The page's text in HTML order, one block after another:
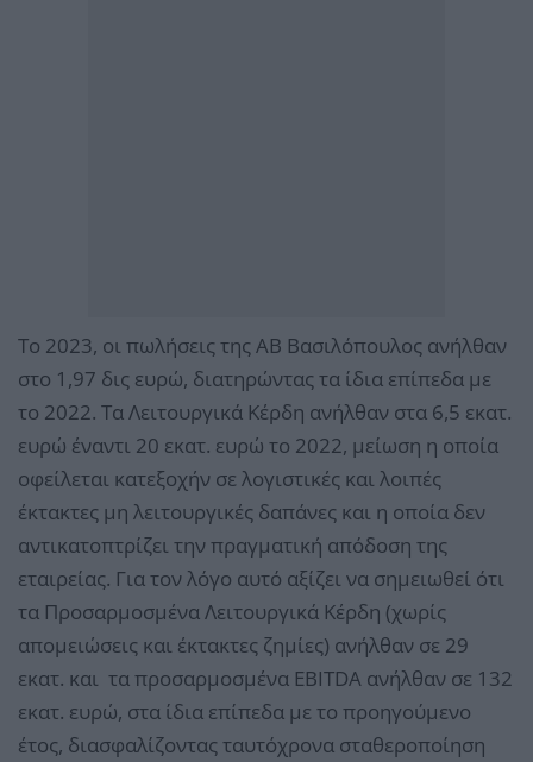
Το 2023, οι πωλήσεις της ΑΒ Βασιλόπουλος ανήλθαν
στο 1,97 δις ευρώ, διατηρώντας τα ίδια επίπεδα με
το 2022. Τα Λειτουργικά Κέρδη ανήλθαν στα 6,5 εκατ.
ευρώ έναντι 20 εκατ. ευρώ το 2022, μείωση η οποία
οφείλεται κατεξοχήν σε λογιστικές και λοιπές
έκτακτες μη λειτουργικές δαπάνες και η οποία δεν
αντικατοπτρίζει την πραγματική απόδοση της
εταιρείας. Για τον λόγο αυτό αξίζει να σημειωθεί ότι
τα Προσαρμοσμένα Λειτουργικά Κέρδη (χωρίς
απομειώσεις και έκτακτες ζημίες) ανήλθαν σε 29
εκατ. και τα προσαρμοσμένα EBITDA ανήλθαν σε 132
εκατ. ευρώ, στα ίδια επίπεδα με το προηγούμενο
έτος, διασφαλίζοντας ταυτόχρονα σταθεροποίηση